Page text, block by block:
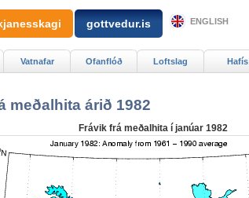
meðalhita árið 1982
Frávik frá meðalhita í janúar 1982
Vatnafar Ofanflóð Loftslag Hafís
gottvedur.is ENGLISH